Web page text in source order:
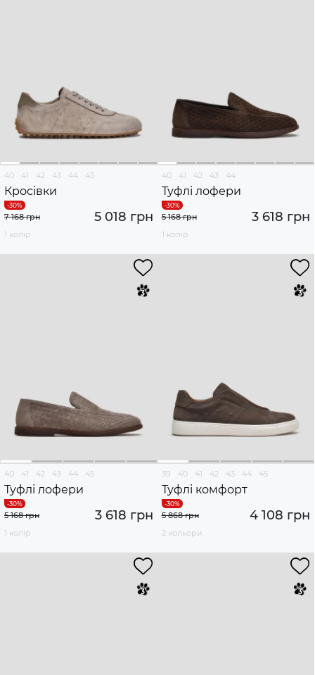
40 41 42 43 44 45
Кросівки
5 018 грн
7 168 грн
1 колір
40 41 42 43 44
Туфлі лофери
3 618 грн
5 168 грн
1 колір
40 41 42 43 44 45
Туфлі лофери
3 618 грн
5 168 грн
1 колір
39 40 41 42 43 44 45
Туфлі комфорт
4 108 грн
5 868 грн
2 кольори